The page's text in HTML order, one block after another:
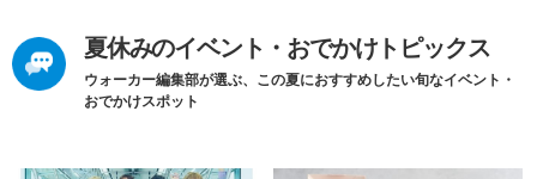
夏休みのイベント・おでかけトピックス
ウォーカー編集部が選ぶ、この夏におすすめしたい旬なイベント・
おでかけスポット